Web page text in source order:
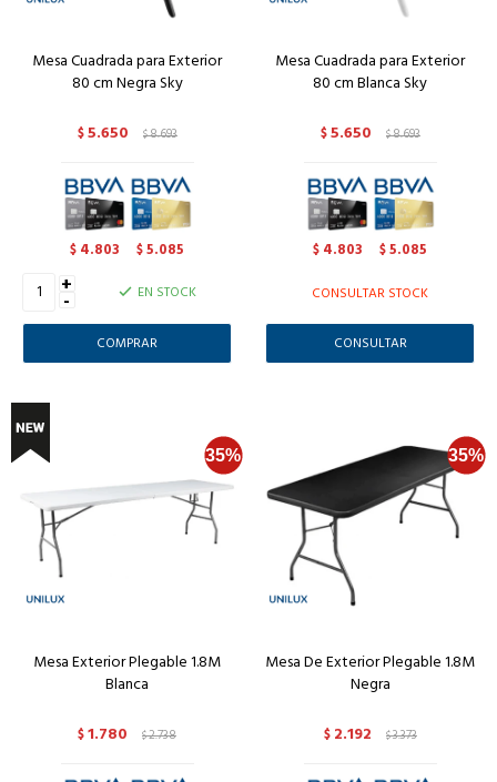
Mesa Cuadrada para Exterior
80 cm Negra Sky
$5.650 $8.693
$ 4.803 $5.085
+
- EN STOCK
Mesa Cuadrada para Exterior
80 cm Blanca Sky
$5.650 $8.693
$ 4.803 $5.085
CONSULTAR STOCK
CONSULTAR
Mesa Exterior Plegable 1.8M
Blanca
$1.780 $2.738
Mesa De Exterior Plegable 1.8M
Negra
$ 2.192 $3.373